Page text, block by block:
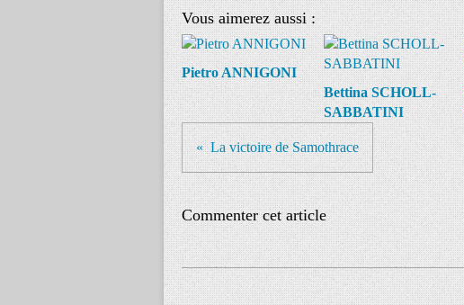
Vous aimerez aussi :
Pietro ANNIGONI
Bettina SCHOLL-
SABBATINI
La victoire de Samothrace
Commenter cet article